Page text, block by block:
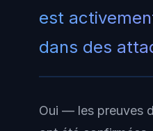
est
dans des
Oui — les preuves